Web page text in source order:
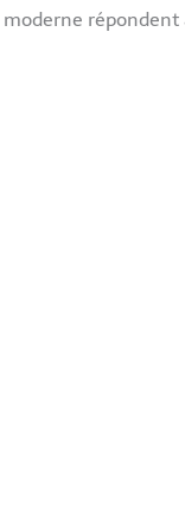
répondent